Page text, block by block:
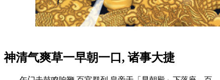
神清气爽草一早朝一口, 诸事大捷